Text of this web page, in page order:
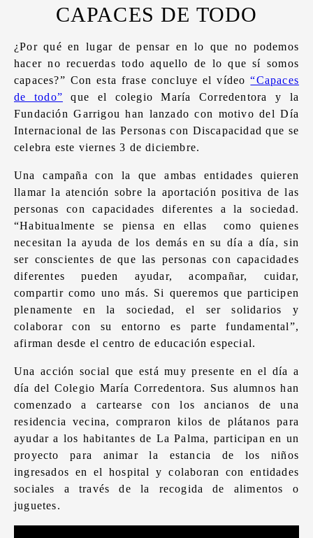
CAPACES DE TODO
¿Por qué en lugar de pensar en lo que no podemos
hacer no recuerdas todo aquello de lo que sí somos
capaces?” Con esta frase concluye el vídeo“Capaces
de todo” que el colegio María Corredentora y la
Fundación Garrigou han lanzado con motivo del Día
Internacional de las Personas con Discapacidad que se
celebra este viernes 3 de diciembre.
Una campaña con la que ambas entidades quieren
llamar la atención sobre la aportación positiva de las
personas con capacidades diferentes a la sociedad.
“Habitualmente se piensa en ellas como quienes
necesitan la ayuda de los demás en su día a día, sin
ser conscientes de que las personas con capacidades
diferentes pueden ayudar, acompañar, cuidar,
compartir como uno más. Si queremos que participen
plenamente en la sociedad, el ser solidarios y
colaborar con su entorno es parte fundamental”,
afirman desde el centro de educación especial.
Una acción social que está muy presente en el día a
día del Colegio María Corredentora. Sus alumnos han
comenzado a cartearse con los ancianos de una
residencia vecina, compraron kilos de plátanos para
ayudar a los habitantes de La Palma, participan en un
proyecto para animar la estancia de los niños
ingresados en el hospital y colaboran con entidades
sociales a través de la recogida de alimentos o
juguetes.